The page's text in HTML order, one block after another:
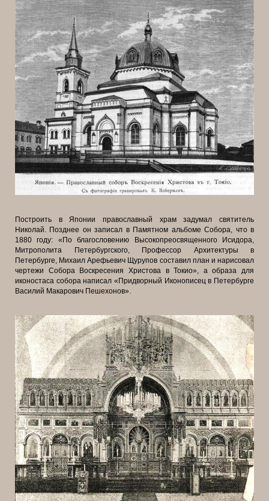
Построить в Японии православный храм задумал святитель
Николай. Позднее он записал в Памятном альбоме Собора, что в
1880 году: «По благословению Высокопреосвященного Исидора,
Митрополита Петербургского, Профессор Архитектуры в
Петербурге, Михаил Арефьевич Щурупов составил план и нарисовал
чертежи Собора Воскресения Христова в Токио», а образа для
иконостаса собора написал «Придворный Иконописец в Петербурге
Василий Макарович Пешехонов».